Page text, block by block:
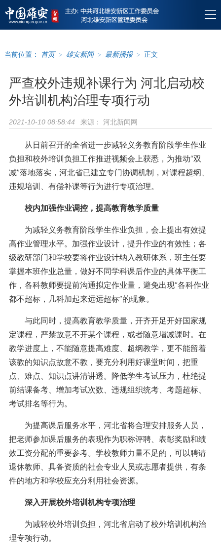
当前位置： 首页 > 雄安新闻 > 最新播报 > 正文
严查校外违规补课行为 河北启动校
外培训机构治理专项行动
2021-10-10 08:58:44 来源： 河北新闻网
从日前召开的全省进一步减轻义务教育阶段学生作业
负担和校外培训负担工作推进视频会上获悉，为推动“双
减”落地落实，河北省已建立专门协调机制，对课程超纲、
违规培训、有偿补课等行为进行专项治理。
校内加强作业调控，提高教育教学质量
为减轻义务教育阶段学生作业负担，会上提出有效提
高作业管理水平。加强作业设计，提升作业的有效性；各
级教研部门和学校要将作业设计纳入教研体系，班主任要
掌握本班作业总量，做好不同学科课后作业的具体平衡工
作，各科教师要提前沟通拟定作业量，避免出现“各科作业
都不超标，几科加起来远远超标”的现象。
与此同时，提高教育教学质量，开齐开足开好国家规
定课程，严禁故意不开某个课程，或者随意增减课时。在
教学进度上，不能随意提高难度、超纲教学，更不能留着
该教的知识点故意不教，要充分利用好课堂时间，把重
点、难点、知识点讲清讲透。降低学生考试压力，杜绝提
前结课备考、增加考试次数、违规组织统考、考题超标、
考试排名等行为。
为提高课后服务水平，河北省将合理安排服务人员，
把老师参加课后服务的表现作为职称评聘、表彰奖励和绩
效工资分配的重要参考。学校教师力量不足的，可以聘请
退休教师、具备资质的社会专业人员或志愿者提供，有条
件的地方和学校应充分利用社会资源。
深入开展校外培训机构专项治理
为减轻校外培训负担，河北省启动了校外培训机构治
理专项行动。